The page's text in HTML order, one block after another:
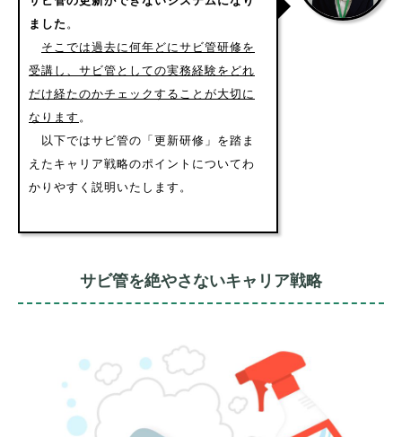
ました 。
そこでは過去に何年どにサビ管研修を
受講し、サビ管としての実務経験をどれ
だけ経たのかチェックすることが大切に
なります 。
以下ではサビ管の「更新研修」を踏ま
えたキャリア戦略のポイントについてわ
かりやすく説明いたします。
サビ管を絶やさないキャリア戦略